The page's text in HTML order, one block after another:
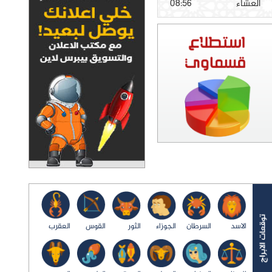
العشاء 08:56
الاسد السرطان الجوزاء الثور القوس العقرب